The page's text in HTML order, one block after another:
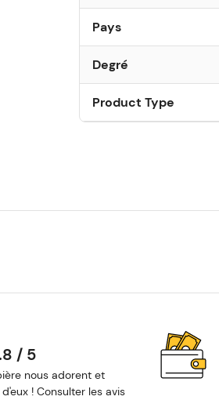
Pays
Degré
Product Type
/ 5
nous adorent et
! Consulter les avis